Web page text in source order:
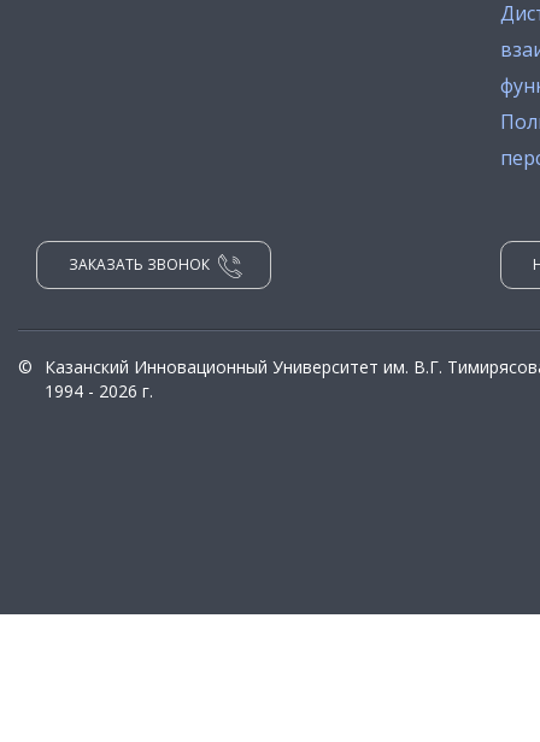
ЗАКАЗАТЬ ЗВОНОК
©
Казанский Инновационный Университет им. В.Г.
1994 - 2026 г.